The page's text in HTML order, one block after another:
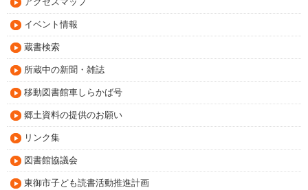
イベント情報
蔵書検索
所蔵中の新聞・雑誌
移動図書館車しらかば号
郷土資料の提供のお願い
リンク集
図書館協議会
東御市子ども読書活動推進計画